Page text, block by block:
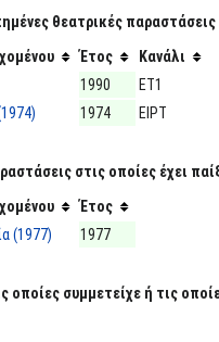
θεατρικές παραστάσεις
Έτος
Κανάλι
1990
ΕΤ1
1974 ΕΙΡΤ
στις οποίες έχει
Έτος
(1977)
1977
οποίες συμμετείχε ή τις